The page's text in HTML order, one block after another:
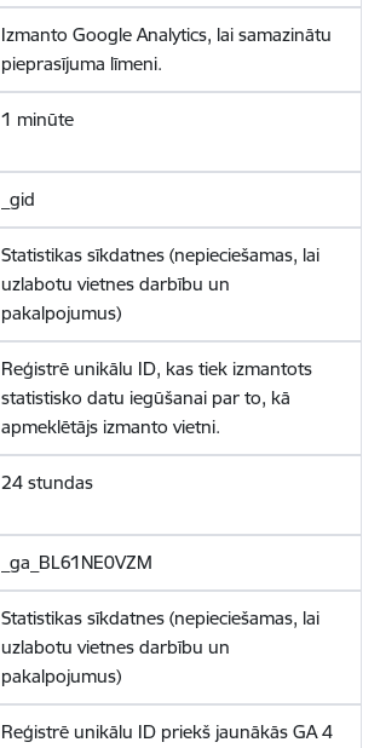
Izmanto Google Analytics, lai samazinātu
pieprasījuma līmeni.
1 minūte
_gid
Statistikas sīkdatnes (nepieciešamas, lai
uzlabotu vietnes darbību un
pakalpojumus)
Reģistrē unikālu ID, kas tiek izmantots
statistisko datu iegūšanai par to, kā
apmeklētājs izmanto vietni.
24 stundas
_ga_BL61NE0VZM
Statistikas sīkdatnes (nepieciešamas, lai
uzlabotu vietnes darbību un
pakalpojumus)
Reģistrē unikālu ID priekš jaunākās GA 4